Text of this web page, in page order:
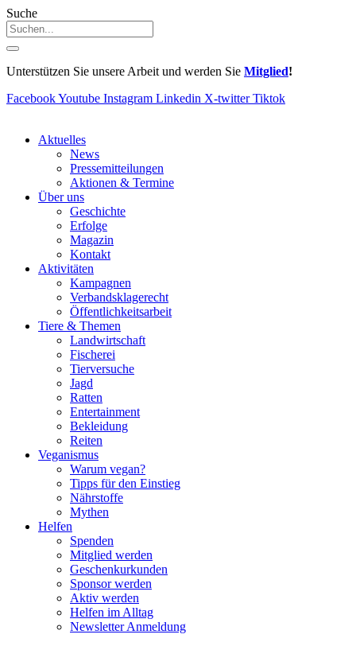
Suche
Unterstützen Sie unsere Arbeit und werden Sie Mitglied!
FacebookYoutube Instagram Linkedin X-twitter Tiktok
Aktuelles
News
Pressemitteilungen
Aktionen & Termine
Über uns
Geschichte
Erfolge
Magazin
Kontakt
Aktivitäten
Kampagnen
Verbandsklagerecht
Öffentlichkeitsarbeit
Tiere & Themen
Landwirtschaft
Fischerei
Tierversuche
Jagd
Ratten
Entertainment
Bekleidung
Reiten
Veganismus
Warum vegan?
Tipps für den Einstieg
Nährstoffe
Mythen
Helfen
Spenden
Mitglied werden
Geschenkurkunden
Sponsor werden
Aktiv werden
Helfen im Alltag
Newsletter Anmeldung